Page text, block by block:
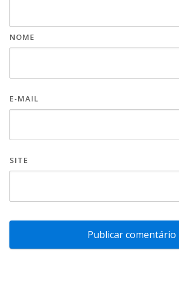
NOME
E-MAIL
SITE